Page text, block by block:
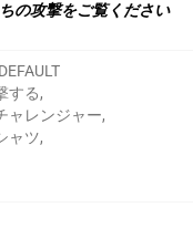
の攻撃をご覧ください
する,
ャレンジャー,
ャツ,